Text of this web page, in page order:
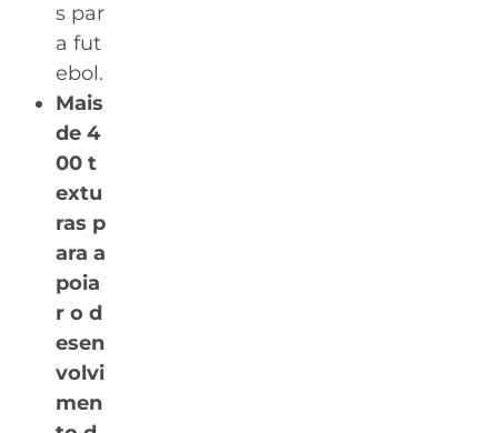
s par
a fut
ebol.
Mais
de 4
00 t
extu
ras p
ara a
poia
r o d
esen
volvi
men